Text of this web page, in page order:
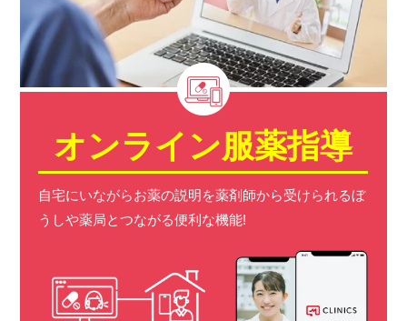
オンライン服薬指導
自宅にいながらお薬の説明を薬剤師から受けられるぼ
うしや薬局とつながる便利な機能!